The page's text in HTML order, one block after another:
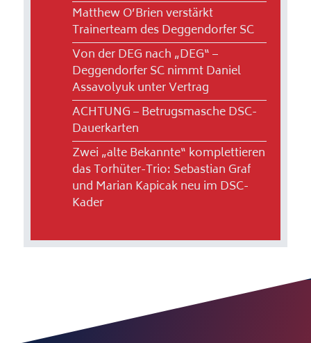
Matthew O’Brien verstärkt
Trainerteam des Deggendorfer SC
Von der DEG nach „DEG“ –
Deggendorfer SC nimmt Daniel
Assavolyuk unter Vertrag
ACHTUNG – Betrugsmasche DSC-
Dauerkarten
Zwei „alte Bekannte“ komplettieren
das Torhüter-Trio: Sebastian Graf
und Marian Kapicak neu im DSC-
Kader